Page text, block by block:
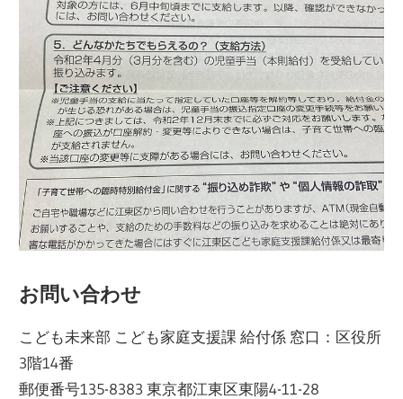
お問い合わせ
こども未来部 こども家庭支援課 給付係 窓口：区役所
3階14番
郵便番号135-8383 東京都江東区東陽4-11-28